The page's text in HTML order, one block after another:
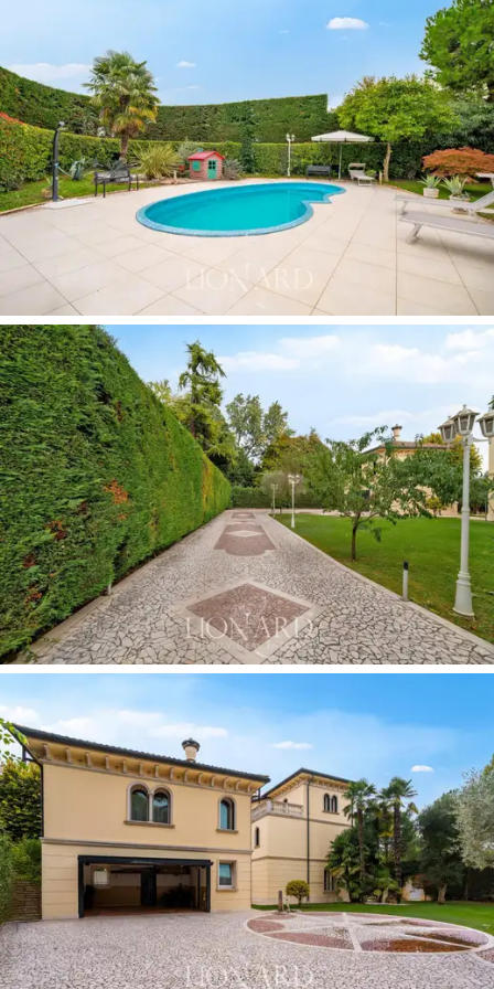
och tredje våningen är elegant träparkett och
gourmetköket på bottenvåningen är av massivt trä och
nyligen renoverat, med en ihålig marmorvask. Av de fem
badrummen är två märkta Versace, ett Biagiotti, ett
Bisazza och det sista i Rosso Verona-marmor. Ett
arbetsrum upptar bottenvåningen, medan en bekväm
tvättstuga med dusch, pannrum, källare och stort
förråd utvecklas i källaren. Ett gymrum med bastu läggs
till rummen utformade för att förnya kropp och själ. För
fönstren har valet betonat den perfekta venetianska
stilen, spröjsade och tre ljusa fönster, med
treglasfönster dekorerade för hand med dekorativa
gulddammsinsatser och med luckor gömda i elementen
i Vicenza-sten Upphöjd tak. Inredningen är i venetiansk
stil, med restaurerade originalmöbler från 1700- och
1800-talet.
Iuthuset,som är fördelat på två plan, upptar ett stort
garage på bottenvåningen, medan en 40 kvadratmeter
stor festlokal finns på övervåningen, tillgänglig via en
extern trappa av Vicenza-sten. Här finns också ett rum
med en vedeldad ugn och en central öppen spis, klädd
med 1700-talsgolv.
Dennaexklusiva fastigheti en perfekt 'Villa Veneta'-
stil, byggd från grunden med lyxiga dekorativa element,
är perfekt som ett representativt huseller som ett
lyxigt semesterhus i italiensk stil.